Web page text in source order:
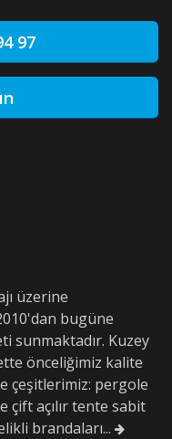
97
üzerine
bugüne
sunmaktadır. Kuzey
önceliğimiz kalite
çeşitlerimiz: pergole
açılır tente sabit
brandaları...